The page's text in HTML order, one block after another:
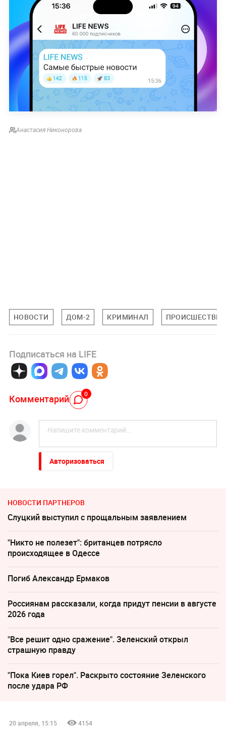
Анастасия Никонорова
НОВОСТИ ДОМ-2 КРИМИНАЛ ПРОИСШЕСТВИЯ
Подписаться на LIFE
Комментарий 0
Авторизоваться
НОВОСТИ ПАРТНЕРОВ
Слуцкий выступил с прощальным заявлением
"Никто не полезет": британцев потрясло
происходящее в Одессе
Погиб Александр Ермаков
Россиянам рассказали, когда придут пенсии в августе
2026 года
"Все решит одно сражение". Зеленский открыл
страшную правду
"Пока Киев горел". Раскрыто состояние Зеленского
после удара РФ
20 апреля, 15:15 4154